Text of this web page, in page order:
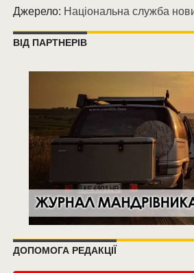
Джерело: Національна служба
ВІД ПАРТНЕРІВ
ДОПОМОГА РЕДАКЦІЇ